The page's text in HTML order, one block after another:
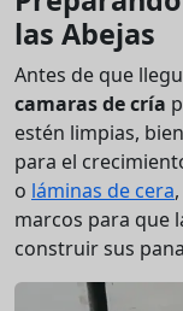
las Abejas
Antes de que
camaras de cría
estén limpias,
para el
o láminas de cera
marcos para que
construir sus